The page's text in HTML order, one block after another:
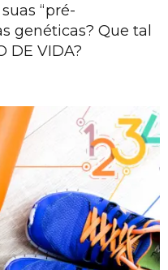
“pré-
genéticas? Que tal
DE VIDA?